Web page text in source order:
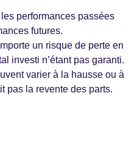
performances passées
futures.
un risque de perte en
investi n’étant pas garanti.
varier à la hausse ou à
pas la revente des parts.